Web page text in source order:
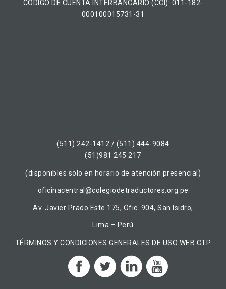
CÓDIGO DE CUENTA INTERBANCARIO (CCI): 011-182-
000100015731-31
(511) 242-1412 / (511) 444-9084
(51)981 245 217
(disponibles solo en horario de atención presencial)
oficinacentral@colegiodetraductores.org.pe
Av. Javier Prado Este 175, Ofic. 904, San Isidro,
Lima – Perú
TÉRMINOS Y CONDICIONES GENERALES DE USO WEB CTP